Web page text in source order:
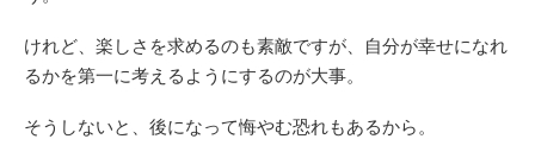
けれど、楽しさを求めるのも素敵ですが、自分が幸せになれ
るかを第一に考えるようにするのが大事。
そうしないと、後になって悔やむ恐れもあるから。